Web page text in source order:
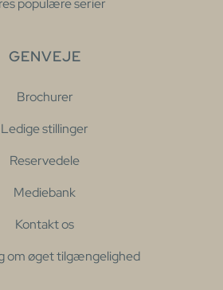
GENVEJE
Brochurer
Ledige stillinger
Reservedele
Mediebank
Kontakt os
om øget tilgængelighed